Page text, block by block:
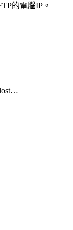
的電腦IP。
lost…